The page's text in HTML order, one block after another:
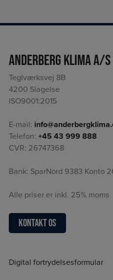
Anderberg Klima A/S
Teglværksvej 8B
4200 Slagelse
ISO9001:2015
E-mail:
Telefon: +45 43 999 888
CVR: 26747368
Bank: SparNord 9383 Konto
Alle priser er inkl. 25% moms
Kontakt os
Digital fortrydelsesformular